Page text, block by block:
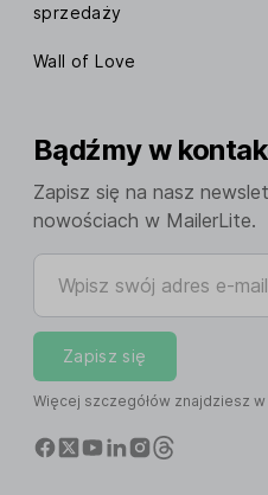
sprzedaży
Wall of Love
Bądźmy w
Zapisz się na nasz
nowościach w MailerLite.
Wpisz swój adres e-mail
Zapisz się
Więcej szczegółów znajdziesz